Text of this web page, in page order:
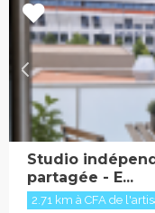
Studio
partagée - E...
2.71 km à CFA de